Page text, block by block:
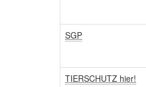
SGP
TIERSCHUTZ hier!